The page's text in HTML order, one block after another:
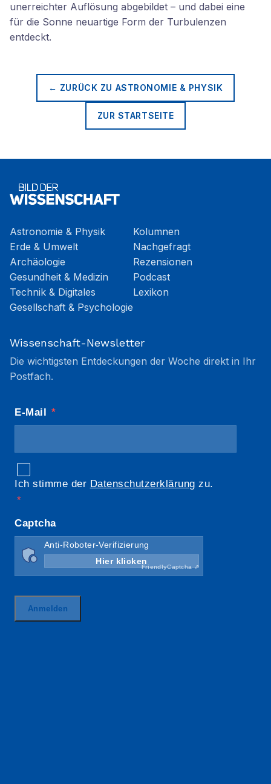
unerreichter Auflösung abgebildet – und dabei eine
für die Sonne neuartige Form der Turbulenzen
entdeckt.
← ZURÜCK ZU ASTRONOMIE & PHYSIK
ZUR STARTSEITE
Astronomie & Physik
Erde & Umwelt
Archäologie
Gesundheit & Medizin
Technik & Digitales
Gesellschaft & Psychologie
Kolumnen
Nachgefragt
Rezensionen
Podcast
Lexikon
Wissenschaft-Newsletter
Die wichtigsten Entdeckungen der Woche direkt in Ihr
Postfach.